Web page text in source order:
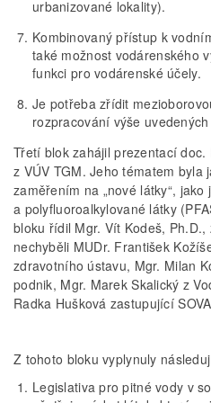
urbanizované lokality).
Kombinovaný přístup k
také možnost vodárenského
funkci pro vodárenské účely.
Je potřeba zřídit
rozpracování výše
Třetí blok zahájil prezentací doc.
z VÚV TGM. Jeho tématem byla
zaměřením na „nové látky“,
a polyfluoroalkylované látky
bloku řídil Mgr. Vít Kodeš,
nechyběli MUDr. František
zdravotního ústavu, Mgr. Milan
podnik, Mgr. Marek Skalický z
Radka Hušková zastupující
Z tohoto bloku vyplynuly
Legislativa pro pitné vody v